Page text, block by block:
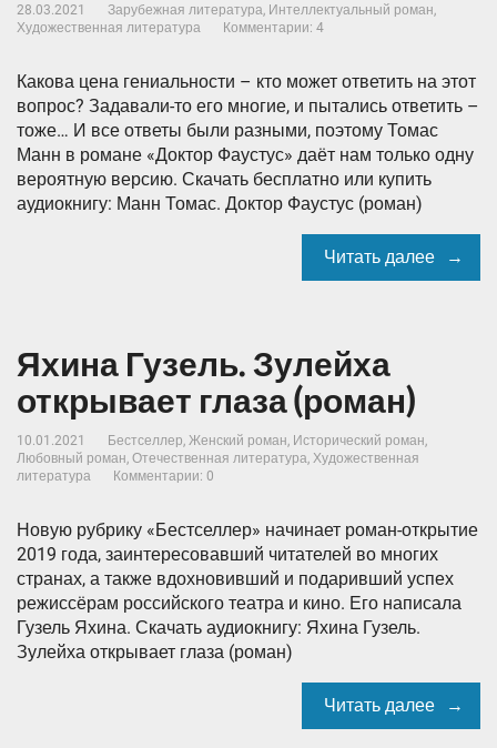
28.03.2021 Зарубежная литература Интеллектуальный роман
Художественная литература
Комментарии: 4
Какова цена гениальности – кто может ответить на этот
вопрос? Задавали-то его многие, и пытались ответить –
тоже… И все ответы были разными, поэтому Томас
Манн в романе «Доктор Фаустус» даёт нам только одну
вероятную версию. Скачать бесплатно или купить
аудиокнигу: Манн Томас. Доктор Фаустус (роман)
Читать далее
Яхина Гузель. Зулейха
открывает глаза (роман)
10.01.2021 Бестселлер Женский роман Исторический роман
Любовный роман Отечественная литература Художественная
литература
Комментарии: 0
Новую рубрику «Бестселлер» начинает роман-открытие
2019 года, заинтересовавший читателей во многих
странах, а также вдохновивший и подаривший успех
режиссёрам российского театра и кино. Его написала
Гузель Яхина. Скачать аудиокнигу: Яхина Гузель.
Зулейха открывает глаза (роман)
Читать далее